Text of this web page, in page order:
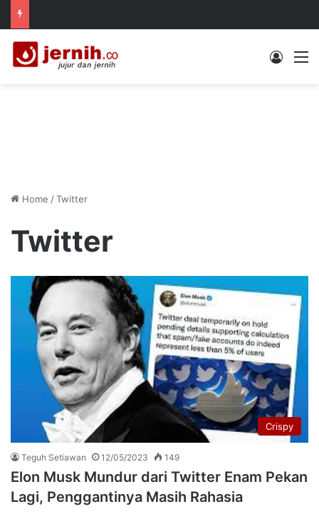
Log In
Home /Twitter
Twitter
Crispy
Teguh Setiawan 12/05/2023 149
Elon Musk Mundur dari Twitter Enam Pekan
Lagi, Penggantinya Masih Rahasia